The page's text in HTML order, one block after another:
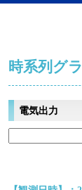
時系列グ
電気出力